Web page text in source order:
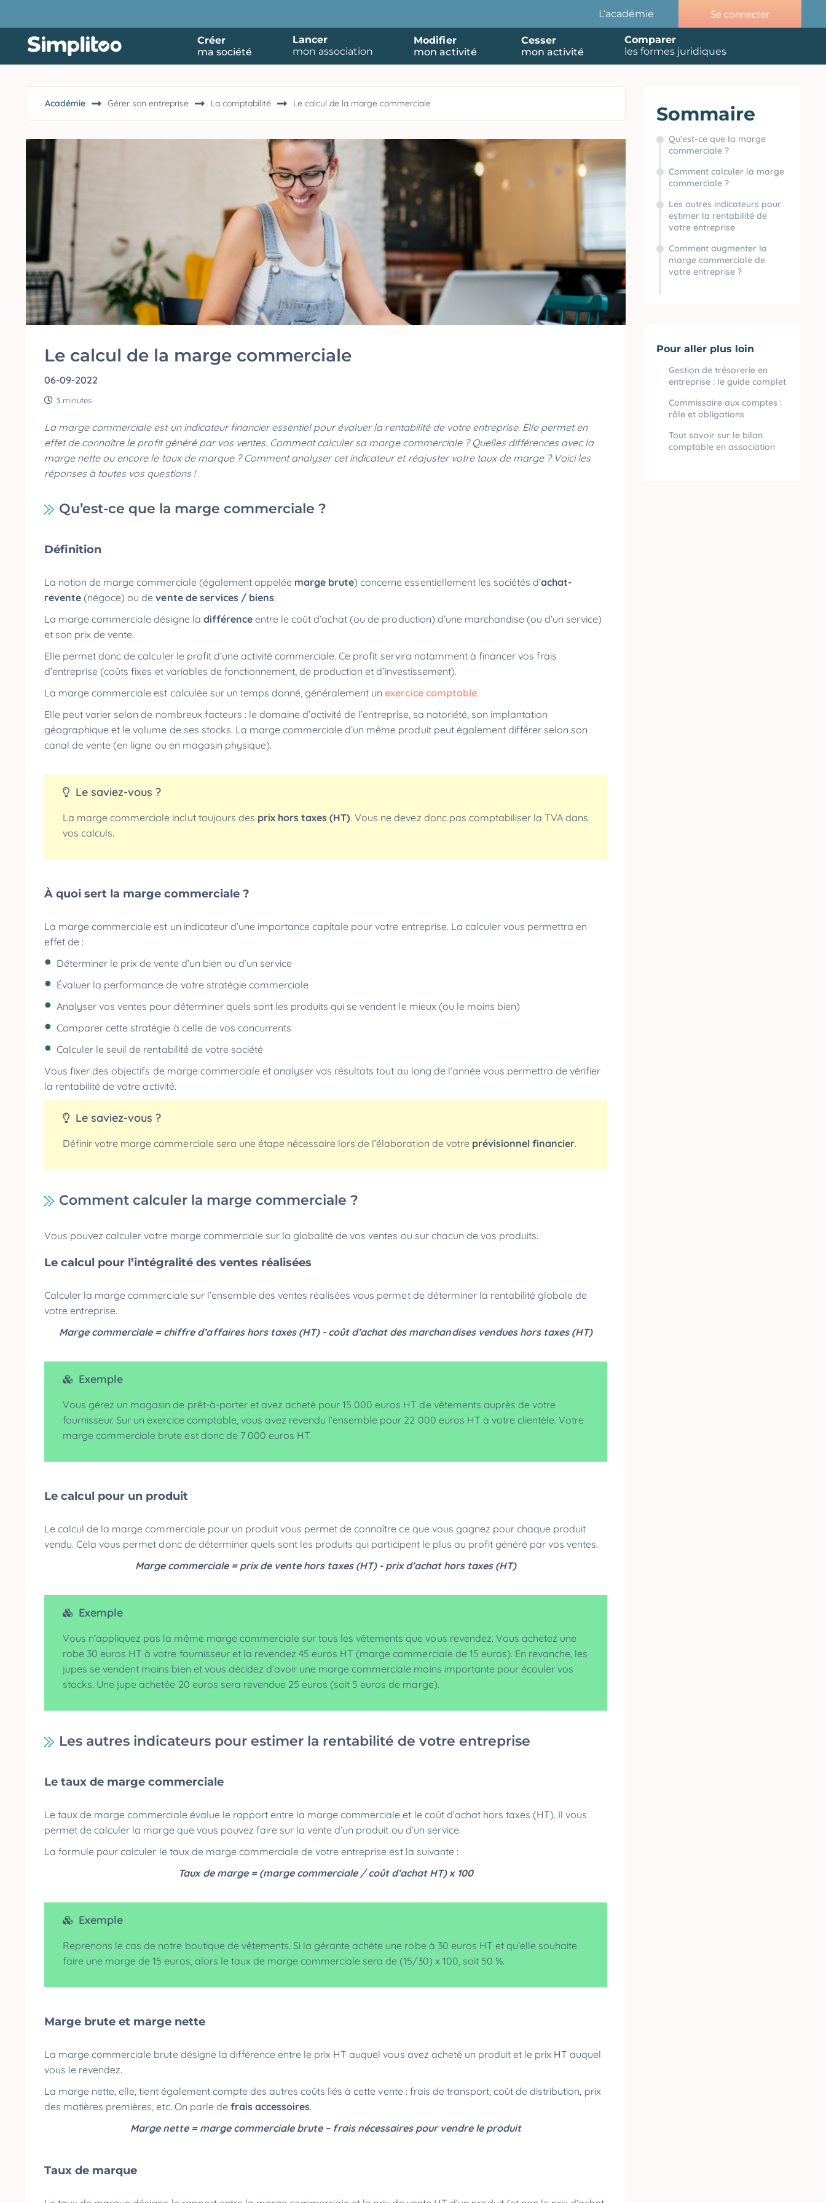
L’académie Se connecter
Créer
ma société
Lancer
mon association
Modifier
mon activité
Cesser
mon activité
Comparer
les formes juridiques
Académie Gérer son entreprise La comptabilité Le calcul de la marge commerciale
Le calcul de la marge commerciale
06-09-2022
3 minutes
La marge commerciale est un indicateur financier essentiel pour évaluer la rentabilité de votre entreprise. Elle permet en
effet de connaître le profit généré par vos ventes. Comment calculer sa marge commerciale ? Quelles différences avec la
marge nette ou encore le taux de marque ? Comment analyser cet indicateur et réajuster votre taux de marge ? Voici les
réponses à toutes vos questions !
Qu’est-ce que la marge commerciale ?
Définition
La notion de marge commerciale (également appelée marge brute) concerne essentiellement les sociétés d’achat-
revente (négoce) ou devente de services / biens.
La marge commerciale désigne la différence entre le coût d’achat (ou de production) d’une marchandise (ou d’un service)
et son prix de vente.
Elle permet donc de calculer le profit d’une activité commerciale. Ce profit servira notamment à financer vos frais
d’entreprise (coûts fixes et variables de fonctionnement, de production et d’investissement).
La marge commerciale est calculée sur un temps donné, généralement unexercice comptable.
Elle peut varier selon de nombreux facteurs : le domaine d’activité de l’entreprise, sa notoriété, son implantation
géographique et le volume de ses stocks. La marge commerciale d’un même produit peut également différer selon son
canal de vente (en ligne ou en magasin physique).
Le saviez-vous ?
La marge commerciale inclut toujours des prix hors taxes (HT). Vous ne devez donc pas comptabiliser la TVA dans
vos calculs.
À quoi sert la marge commerciale ?
La marge commerciale est un indicateur d’une importance capitale pour votre entreprise. La calculer vous permettra en
effet de :
Déterminer le prix de vente d’un bien ou d’un service
Évaluer la performance de votre stratégie commerciale
Analyser vos ventes pour déterminer quels sont les produits qui se vendent le mieux (ou le moins bien)
Comparer cette stratégie à celle de vos concurrents
Calculer le seuil de rentabilité de votre société
Vous fixer des objectifs de marge commerciale et analyser vos résultats tout au long de l’année vous permettra de vérifier
la rentabilité de votre activité.
Le saviez-vous ?
Définir votre marge commerciale sera une étape nécessaire lors de l’élaboration de votre prévisionnel financier.
Comment calculer la marge commerciale ?
Vous pouvez calculer votre marge commerciale sur la globalité de vos ventes ou sur chacun de vos produits.
Le calcul pour l’intégralité des ventes réalisées
Calculer la marge commerciale sur l’ensemble des ventes réalisées vous permet de déterminer la rentabilité globale de
votre entreprise.
Marge commerciale = chiffre d’affaires hors taxes (HT) - coût d’achat des marchandises vendues hors taxes (HT)
Exemple
Vous gérez un magasin de prêt-à-porter et avez acheté pour 15 000 euros HT de vêtements auprès de votre
fournisseur. Sur un exercice comptable, vous avez revendu l’ensemble pour 22 000 euros HT à votre clientèle. Votre
marge commerciale brute est donc de 7 000 euros HT.
Le calcul pour un produit
Le calcul de la marge commerciale pour un produit vous permet de connaître ce que vous gagnez pour chaque produit
vendu. Cela vous permet donc de déterminer quels sont les produits qui participent le plus au profit généré par vos ventes.
Marge commerciale = prix de vente hors taxes (HT) - prix d’achat hors taxes (HT)
Exemple
Vous n’appliquez pas la même marge commerciale sur tous les vêtements que vous revendez. Vous achetez une
robe 30 euros HT à votre fournisseur et la revendez 45 euros HT (marge commerciale de 15 euros). En revanche, les
jupes se vendent moins bien et vous décidez d’avoir une marge commerciale moins importante pour écouler vos
stocks. Une jupe achetée 20 euros sera revendue 25 euros (soit 5 euros de marge).
Les autres indicateurs pour estimer la rentabilité de votre entreprise
Le taux de marge commerciale
Le taux de marge commerciale évalue le rapport entre la marge commerciale et le coût d'achat hors taxes (HT). Il vous
permet de calculer la marge que vous pouvez faire sur la vente d’un produit ou d’un service.
La formule pour calculer le taux de marge commerciale de votre entreprise est la suivante :
Taux de marge = (marge commerciale / coût d’achat HT) x 100
Exemple
Reprenons le cas de notre boutique de vêtements. Si la gérante achète une robe à 30 euros HT et qu’elle souhaite
faire une marge de 15 euros, alors le taux de marge commerciale sera de (15/30) x 100, soit 50 %.
Marge brute et marge nette
La marge commerciale brute désigne la différence entre le prix HT auquel vous avez acheté un produit et le prix HT auquel
vous le revendez.
La marge nette, elle, tient également compte des autres coûts liés à cette vente : frais de transport, coût de distribution, prix
des matières premières, etc. On parle de frais accessoires.
Marge nette = marge commerciale brute – frais nécessaires pour vendre le produit
Taux de marque
Sommaire
Qu’est-ce que la marge
commerciale ?
Comment calculer la marge
commerciale ?
Les autres indicateurs pour
estimer la rentabilité de
votre entreprise
Comment augmenter la
marge commerciale de
votre entreprise ?
Pour aller plus loin
Gestion de trésorerie en
entreprise : le guide complet
Commissaire aux comptes :
rôle et obligations
Tout savoir sur le bilan
comptable en association